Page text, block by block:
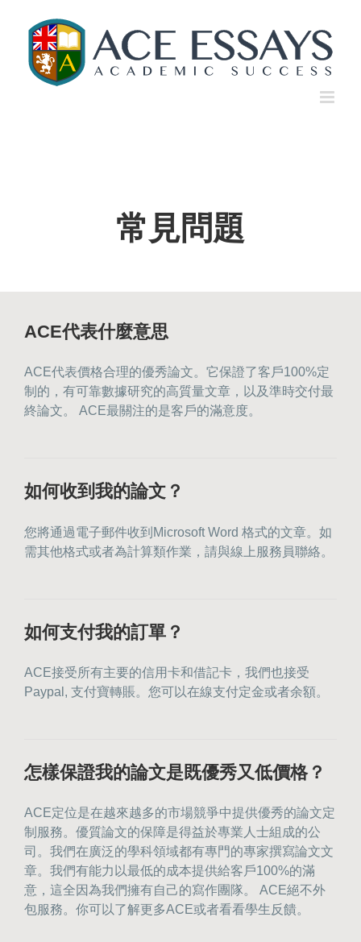
content
常見問題
ACE代表什麼意思
ACE代表價格合理的優秀論文。它保證了客戶100%定
制的，有可靠數據研究的高質量文章，以及準時交付最
終論文。 ACE最關注的是客戶的滿意度。
如何收到我的論文？
您將通過電子郵件收到Microsoft Word 格式的文章。如
需其他格式或者為計算類作業，請與線上服務員聯絡。
如何支付我的訂單？
ACE接受所有主要的信用卡和借記卡，我們也接受
Paypal, 支付寶轉賬。您可以在線支付定金或者余額。
怎樣保證我的論文是既優秀又低價格？
ACE定位是在越來越多的市場競爭中提供優秀的論文定
制服務。優質論文的保障是得益於專業人士組成的公
司。我們在廣泛的學科領域都有專門的專家撰寫論文文
章。我們有能力以最低的成本提供給客戶100%的滿
意，這全因為我們擁有自己的寫作團隊。 ACE絕不外
包服務。你可以了解更多ACE或者看看學生反饋。